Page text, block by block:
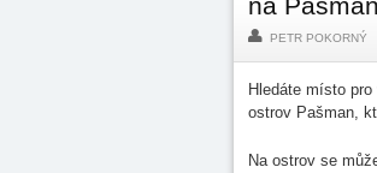
PETR POKORNÝ
Hledáte místo
ostrov Pašman,
Na ostrov se